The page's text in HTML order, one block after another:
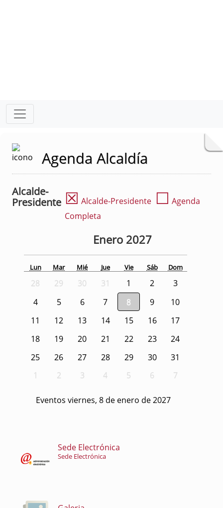
Agenda Alcaldía
Alcalde-
Presidente ☒ Alcalde-Presidente ☐ Agenda
Completa
Enero 2027
Lun Mar Mié Jue Vie Sáb Dom
28 29 30 31 1 2
3
4
5 6 7 8 9
10
11
12 13 14 15 16
17
18
19 20 21 22 23
24
25
26 27 28 29 30
31
1
2 3 4 5 6 7
Eventos viernes, 8 de enero de 2027
Sede Electrónica
Sede Electrónica